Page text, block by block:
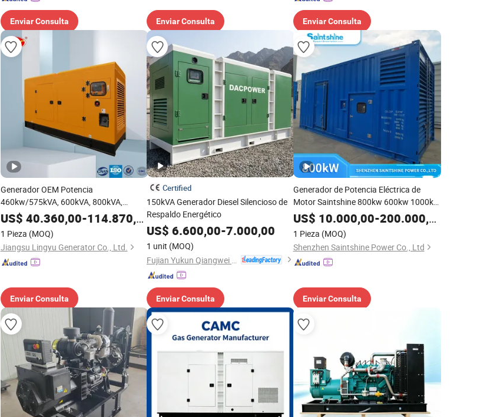
Enviar Consulta Enviar Consulta Enviar Consulta
Generador OEM Potencia
460kw/575kVA, 600kVA, 800kVA,
1000kVA Grupos Generadores Diésel
con Aislamiento Acústico Silencioso
Trifásico para Hospitales, Uso Agrícola
US$ 40.360,00-114.870,00
1 Pieza (MOQ)
Jiangsu Lingyu Generator Co., Ltd.
Enviar Consulta
Certified
150kVA Generador Diesel Silencioso de
Respaldo Energético
US$ 6.600,00-7.000,00
1 unit (MOQ)
Enviar Consulta
Generador de Potencia Eléctrica de
Motor Saintshine 800kw 600kw 1000kw
1350kw 1500kw de Alta Calidad
US$ 10.000,00-200.000,00
1 Pieza (MOQ)
Shenzhen Saintshine Power Co., Ltd
Enviar Consulta